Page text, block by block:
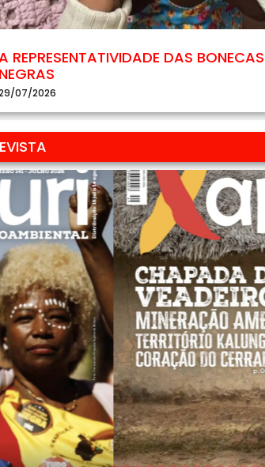
REPRESENTATIVIDADE DAS BONECAS
NEGRAS
07/2026